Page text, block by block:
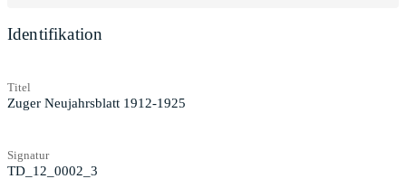
Identifikation
Titel
Zuger Neujahrsblatt 1912-1925
Signatur
TD_12_0002_3